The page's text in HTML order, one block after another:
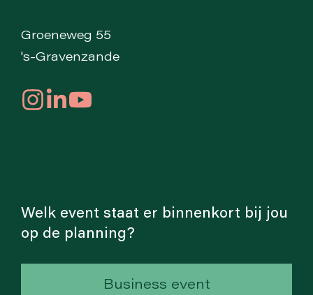
Groeneweg 55
's-Gravenzande
Welk event staat er binnenkort bij jou
op de planning?
Business event